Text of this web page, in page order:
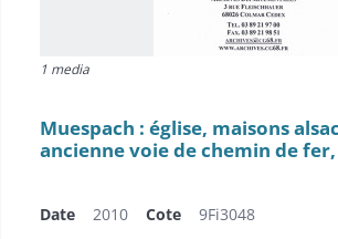
1 media
Muespach : église, maisons
ancienne voie de chemin de
Date 2010 Cote 9Fi3048